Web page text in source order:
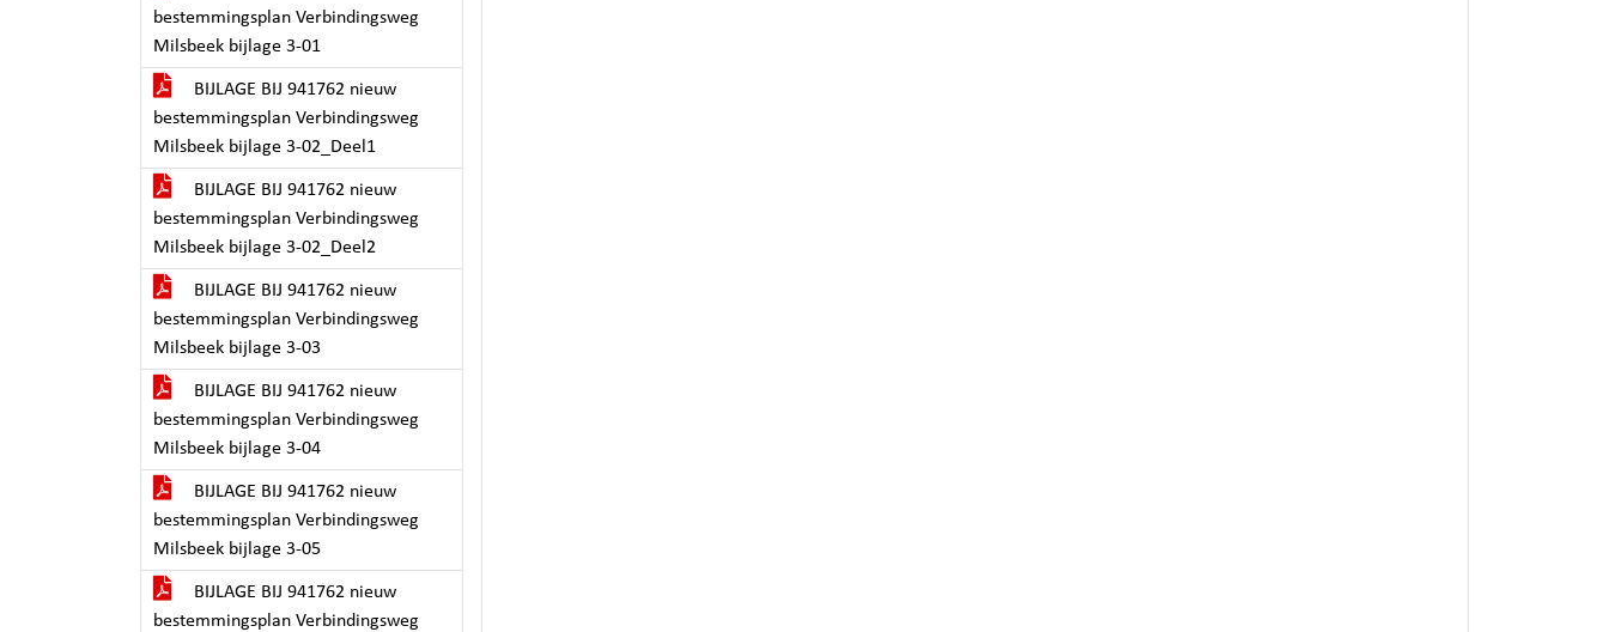
bestemmingsplan Verbindingsweg
Milsbeek bijlage 3-01
BIJLAGE BIJ 941762 nieuw
bestemmingsplan Verbindingsweg
Milsbeek bijlage 3-02_Deel1
BIJLAGE BIJ 941762 nieuw
bestemmingsplan Verbindingsweg
Milsbeek bijlage 3-02_Deel2
BIJLAGE BIJ 941762 nieuw
bestemmingsplan Verbindingsweg
Milsbeek bijlage 3-03
BIJLAGE BIJ 941762 nieuw
bestemmingsplan Verbindingsweg
Milsbeek bijlage 3-04
BIJLAGE BIJ 941762 nieuw
bestemmingsplan Verbindingsweg
Milsbeek bijlage 3-05
BIJLAGE BIJ 941762 nieuw
bestemmingsplan Verbindingsweg